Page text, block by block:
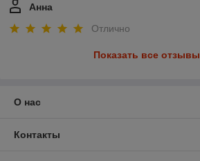
Анна
Отлично
Показать все отзывы
О нас
Контакты